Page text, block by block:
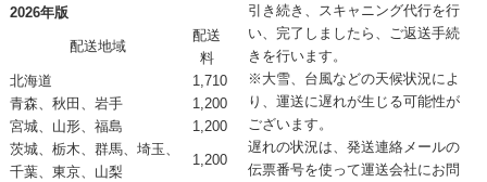
2026年版
配送地域
配送
料
北海道
1,710
青森、秋田、岩手
1,200
宮城、山形、福島
1,200
茨城、栃木、群馬、埼玉、
千葉、東京、山梨
1,200
引き続き、スキャニング代行を行
い、完了しましたら、ご返送手続
きを行います。
※大雪、台風などの天候状況によ
り、運送に遅れが生じる可能性が
ございます。
遅れの状況は、発送連絡メールの
伝票番号を使って運送会社にお問